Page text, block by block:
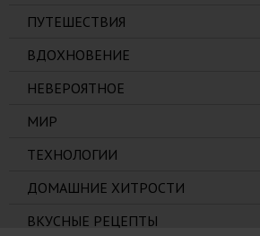
ПУТЕШЕСТВИЯ
ВДОХНОВЕНИЕ
НЕВЕРОЯТНОЕ
МИР
ТЕХНОЛОГИИ
ДОМАШНИЕ ХИТРОСТИ
ВКУСНЫЕ РЕЦЕПТЫ